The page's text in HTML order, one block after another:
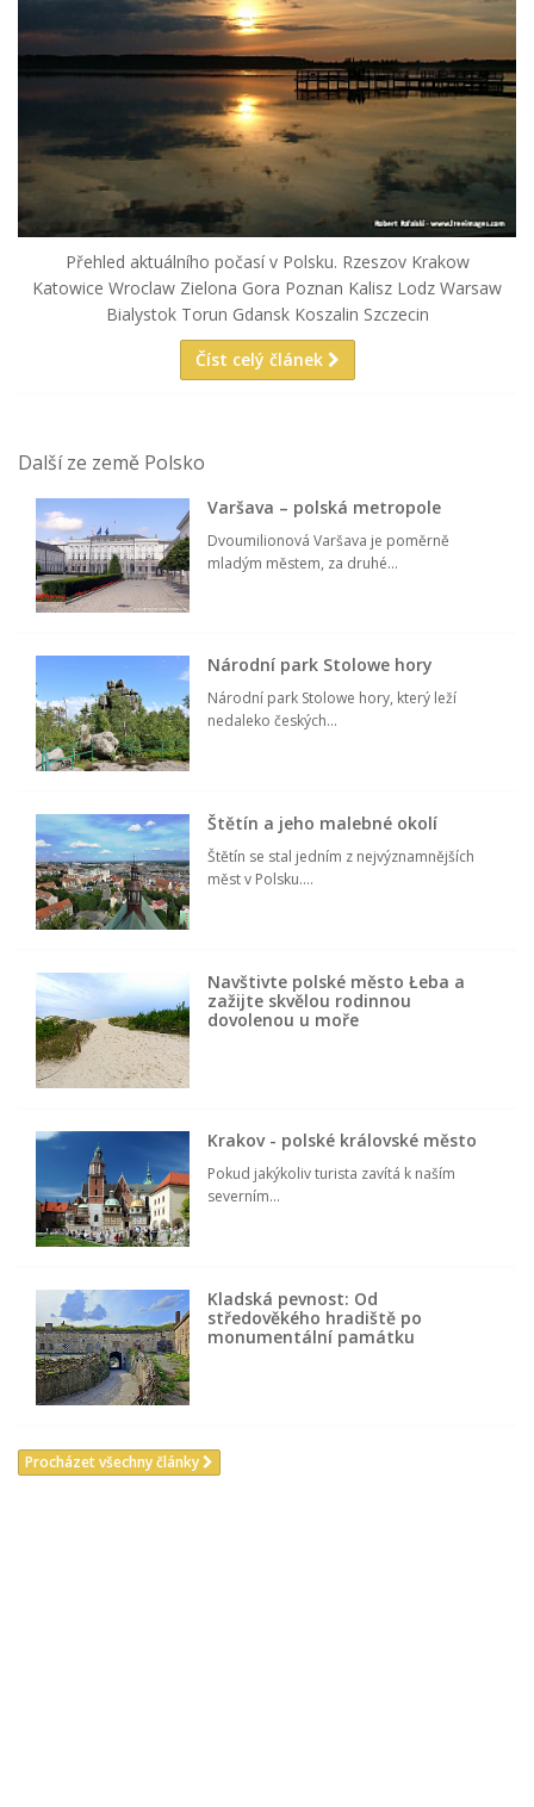
Přehled aktuálního počasí v Polsku. Rzeszov Krakow
Katowice Wroclaw Zielona Gora Poznan Kalisz Lodz Warsaw
Bialystok Torun Gdansk Koszalin Szczecin
Číst celý článek
Další ze země Polsko
Varšava – polská metropole
Dvoumilionová Varšava je poměrně
mladým městem, za druhé...
Národní park Stolowe hory
Národní park Stolowe hory, který leží
nedaleko českých...
Štětín a jeho malebné okolí
Štětín se stal jedním z nejvýznamnějších
měst v Polsku....
Navštivte polské město Łeba a
zažijte skvělou rodinnou
dovolenou u moře
Krakov - polské královské město
Pokud jakýkoliv turista zavítá k naším
severním...
Kladská pevnost: Od
středověkého hradiště po
monumentální památku
Procházet všechny články